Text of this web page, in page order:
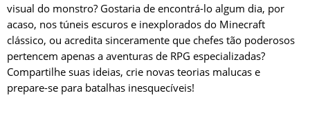
visual do monstro? Gostaria de encontrá-lo algum dia, por
acaso, nos túneis escuros e inexplorados do Minecraft
clássico, ou acredita sinceramente que chefes tão poderosos
pertencem apenas a aventuras de RPG especializadas?
Compartilhe suas ideias, crie novas teorias malucas e
prepare-se para batalhas inesquecíveis!